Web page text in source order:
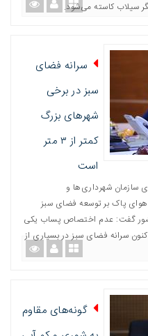
سیلاب کاسته می‌شود.
سرانه فضای
سبز در برخی
شهرهای بزرگ
کمتر از ۳ متر
است
شهرداری‌ها و
هوای پاک بر توسعه فضای سبز
بزرگ کشور گفت: عدم اختصاص پساب یکی
سرانه فضای سبز در بسیاری از
گونه‌های مقاوم